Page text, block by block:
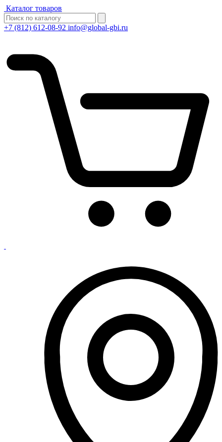
Каталог товаров
+7 (812) 612-08-92 info@global-gbi.ru